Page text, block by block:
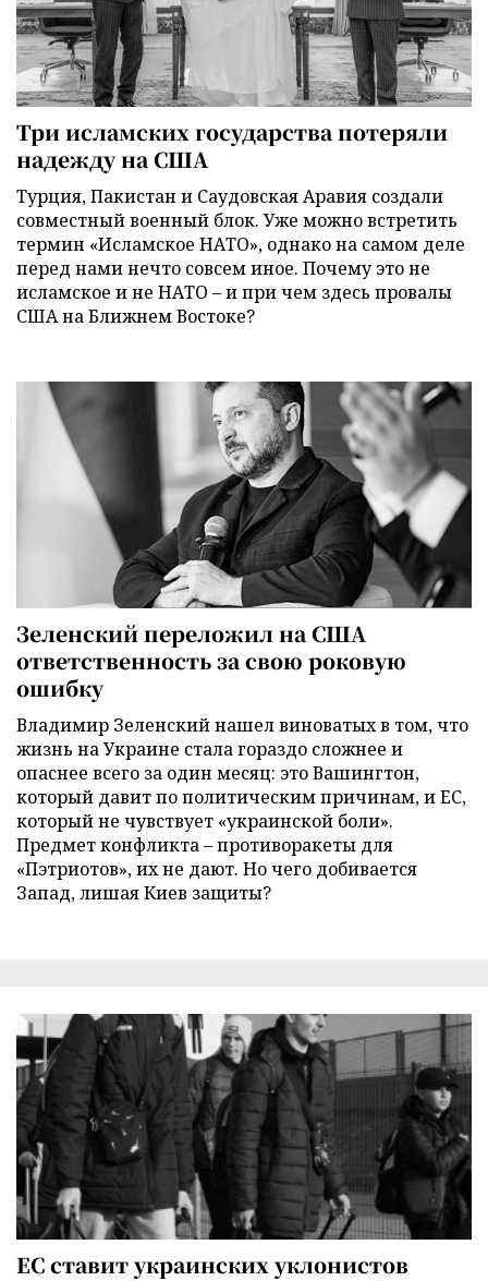
Три исламских государства потеряли
надежду на США
Турция, Пакистан и Саудовская Аравия создали
совместный военный блок. Уже можно встретить
термин «Исламское НАТО», однако на самом деле
перед нами нечто совсем иное. Почему это не
исламское и не НАТО – и при чем здесь провалы
США на Ближнем Востоке?
Зеленский переложил на США
ответственность за свою роковую
ошибку
Владимир Зеленский нашел виноватых в том, что
жизнь на Украине стала гораздо сложнее и
опаснее всего за один месяц: это Вашингтон,
который давит по политическим причинам, и ЕС,
который не чувствует «украинской боли».
Предмет конфликта – противоракеты для
«Пэтриотов», их не дают. Но чего добивается
Запад, лишая Киев защиты?
ЕС ставит украинских уклонистов